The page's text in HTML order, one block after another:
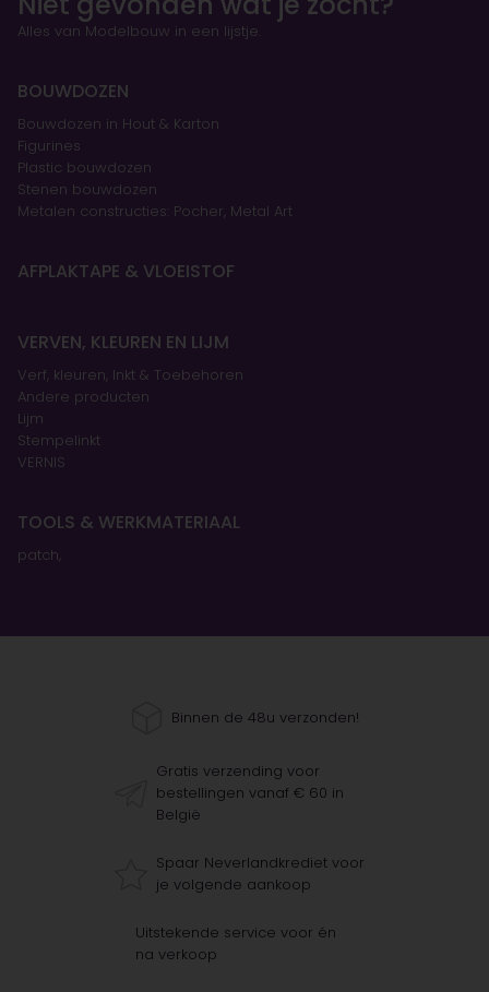
Alles van Modelbouw in een lijstje.
BOUWDOZEN
Bouwdozen in Hout & Karton
Figurines
Plastic bouwdozen
Stenen bouwdozen
Metalen constructies: Pocher, Metal Art
AFPLAKTAPE & VLOEISTOF
VERVEN, KLEUREN EN LIJM
Verf, kleuren, Inkt & Toebehoren
Andere producten
Lijm
Stempelinkt
VERNIS
TOOLS & WERKMATERIAAL
patch,
Binnen de 48u verzonden!
Gratis verzending voor
bestellingen vanaf € 60 in
België
Spaar Neverlandkrediet voor
je volgende aankoop
Uitstekende service voor én
na verkoop